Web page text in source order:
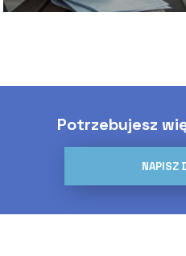
Potrzebujesz
NAPISZ